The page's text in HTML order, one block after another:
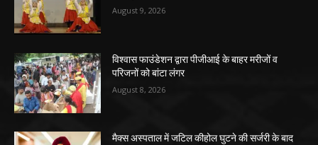
August 9, 2026
विश्वास फाउंडेशन द्वारा पीजीआई के बाहर मरीजों व
परिजनों को बांटा लंगर
August 8, 2026
मैक्स अस्पताल में जटिल कीहोल घुटने की सर्जरी के बाद